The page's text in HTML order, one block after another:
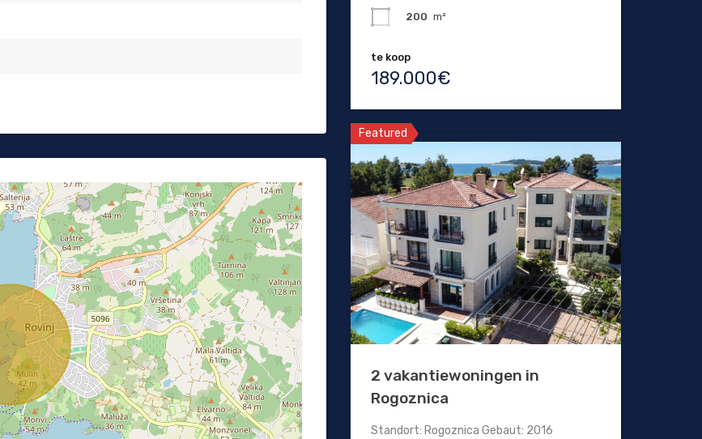
200 m²
te koop
189.000€
Featured
2 vakantiewoningen in
Rogoznica
Standort: Rogoznica Gebaut: 2016